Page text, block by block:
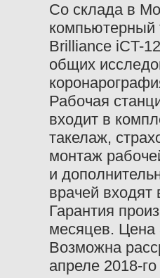
Со склада в
компьютерный
Brilliance iCT-
общих
Рабочая
входит в
такелаж,
монтаж
и
врачей входят
Гарантия
месяцев. Цена
Возможна
апреле 2018-